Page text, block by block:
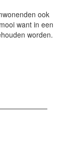
ook
want in een
worden.